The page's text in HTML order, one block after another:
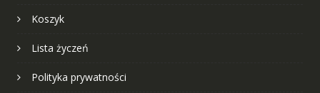
Koszyk
Lista życzeń
Polityka prywatności